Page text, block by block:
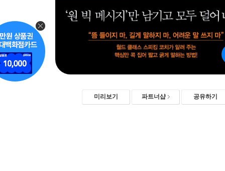
미리보기 파트너샵 공유하기